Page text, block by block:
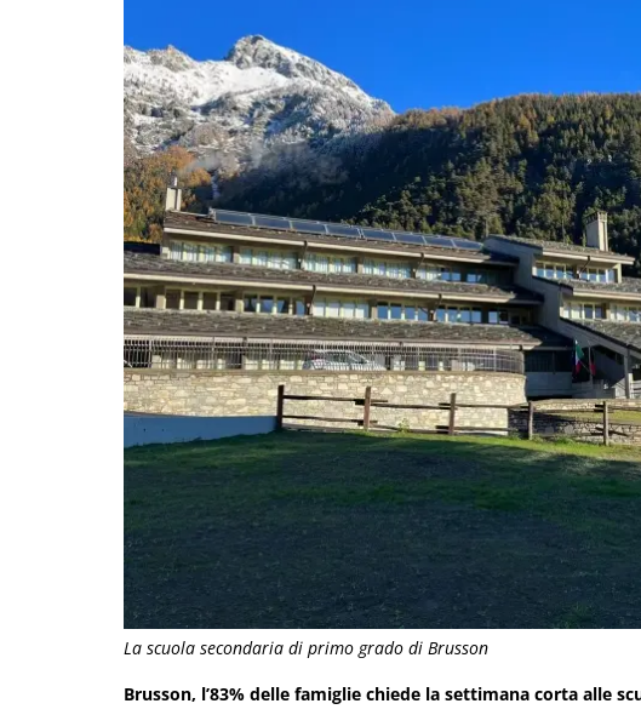
La scuola secondaria di primo grado di Brusson
Brusson, l’83% delle famiglie chiede la settimana corta alle